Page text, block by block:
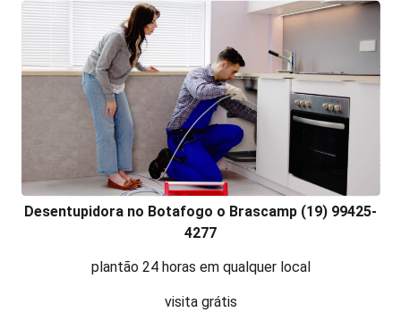
Desentupidora no Botafogo o Brascamp (19) 99425-
4277
plantão 24 horas em qualquer local
visita grátis